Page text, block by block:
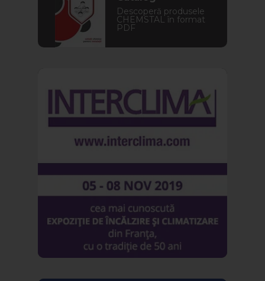
Descoperă produsele
CHEMSTAL în format
PDF